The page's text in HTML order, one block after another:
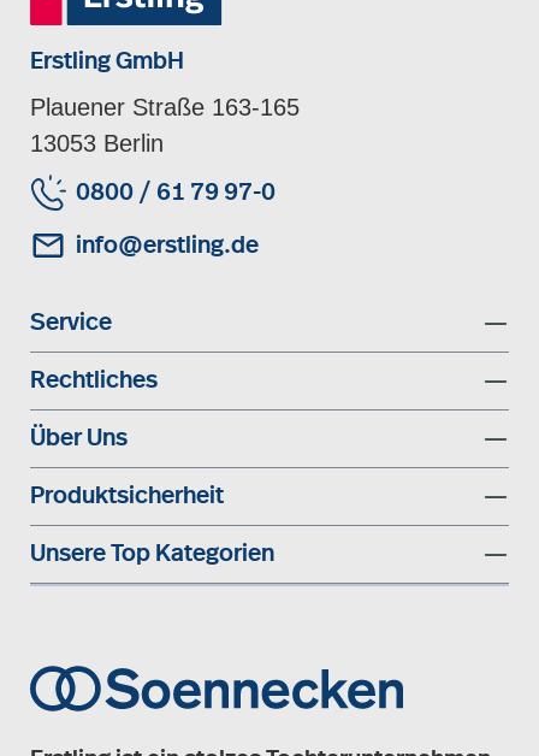
Erstling GmbH
Plauener Straße 163-165
13053 Berlin
0800 / 61 79 97-0
info@erstling.de
Service
Rechtliches
Über Uns
Produktsicherheit
Unsere Top Kategorien